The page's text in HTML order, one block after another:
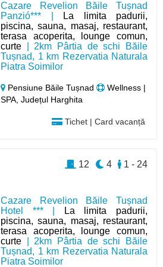
Cazare Revelion Băile Tușnad
Panzió*** |
La limita padurii,
piscina, sauna, masaj, restaurant,
terasa acoperita, lounge comun,
curte | 2km Pârtia de schi Băile
Tușnad, 1 km Rezervatia Naturala
Piatra Soimilor
Pensiune Băile Tușnad
Wellness |
SPA, Județul Harghita
Tichet | Card vacanță
Cazare Revelion Băile Tușnad
Hotel *** |
La limita padurii,
piscina, sauna, masaj, restaurant,
terasa acoperita, lounge comun,
curte | 2km Pârtia de schi Băile
Tușnad, 1 km Rezervatia Naturala
Piatra Soimilor
1 - 24
4
12